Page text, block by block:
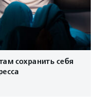
сохранить себя